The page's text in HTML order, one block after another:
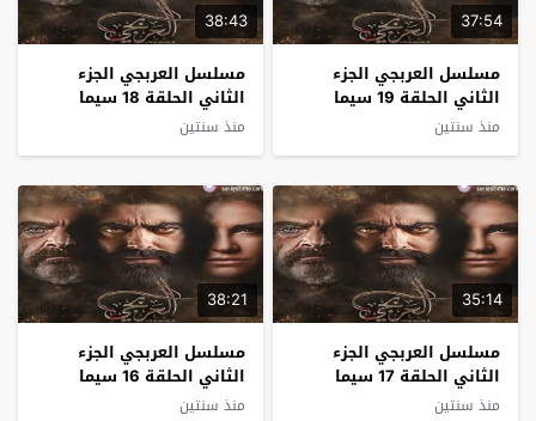
37:54
مسلسل العربجي الجزء
الثاني الحلقة 19 سيما
كلوب
منذ سنتين
38:43
مسلسل العربجي الجزء
الثاني الحلقة 18 سيما
كلوب
منذ سنتين
35:14
مسلسل العربجي الجزء
الثاني الحلقة 17 سيما
كلوب
منذ سنتين
38:21
مسلسل العربجي الجزء
الثاني الحلقة 16 سيما
كلوب
منذ سنتين